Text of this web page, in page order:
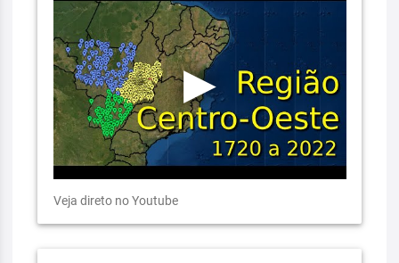
Veja direto no Youtube